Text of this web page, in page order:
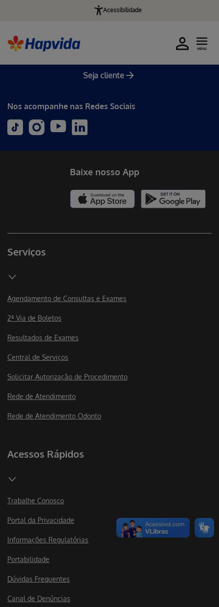
Acessibilidade
Seja cliente
MENU
Nos acompanhe nas Redes Sociais
Serviços
Agendamento de Consultas e Exames
2ª Via de Boletos
Resultados de Exames
Central de Serviços
Solicitar Autorização de Procedimento
Rede de Atendimento
Rede de Atendimento Odonto
Acessos Rápidos
Trabalhe Conosco
Portal da Privacidade
Informações Regulatórias
Portabilidade
Dúvidas Frequentes
Canal de Denúncias
Baixe nosso App